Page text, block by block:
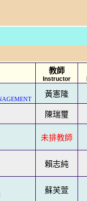
教師
Instructor
黃憲隆
陳瑞璽
未排教師
賴志純
蘇芙萱